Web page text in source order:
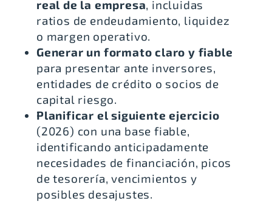
real de la empresa, incluidas
ratios de endeudamiento, liquidez
o margen operativo.
Generar un formato claro y fiable
para presentar ante inversores,
entidades de crédito o socios de
capital riesgo.
Planificar el siguiente ejercicio
(2026) con una base fiable,
identificando anticipadamente
necesidades de financiación, picos
de tesorería, vencimientos y
posibles desajustes.